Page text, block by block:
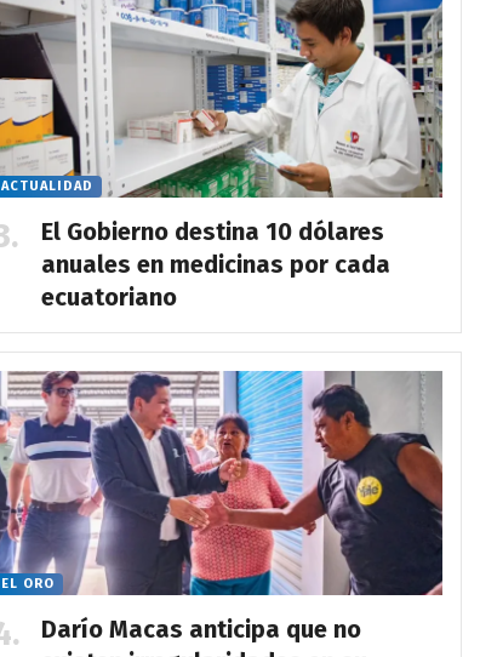
ACTUALIDAD
El Gobierno destina 10 dólares
anuales en medicinas por cada
ecuatoriano
EL ORO
Darío Macas anticipa que no